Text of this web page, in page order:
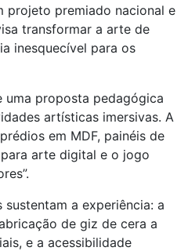
projeto premiado nacional e
transformar a arte de
inesquecível para os
uma proposta pedagógica
artísticas imersivas. A
em MDF, painéis de
arte digital e o jogo
a experiência: a
de giz de cera a
e a acessibilidade